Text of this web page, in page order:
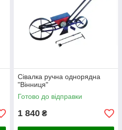
Сівалка ручна однорядна
"Вінниця"
Готово до відправки
1 840 ₴